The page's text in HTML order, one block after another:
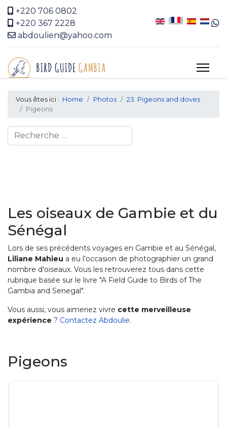
+220 706 0802
+220 367 2228
abdoulien@yahoo.com
Vous êtes ici : Home Photos
23. Pigeons and doves
Pigeons
Search
Les oiseaux de Gambie et du
Sénégal
Lors de ses précédents voyages en Gambie et au Sénégal,
Liliane Mahieu a eu l'occasion de photographier un grand
nombre d'oiseaux. Vous les retrouverez tous dans cette
rubrique basée sur le livre "A Field Guide to Birds of The
Gambia and Senegal".
Vous aussi, vous aimeriez vivre cette merveilleuse
expérience ? Contactez Abdoulie.
Pigeons